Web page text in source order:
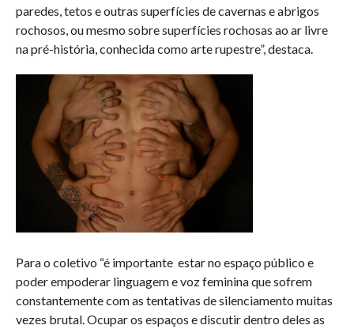
paredes, tetos e outras superfícies de cavernas e abrigos
rochosos, ou mesmo sobre superfícies rochosas ao ar livre
na pré-história, conhecida como arte rupestre”, destaca.
Para o coletivo “é importante estar no espaço público e
poder empoderar linguagem e voz feminina que sofrem
constantemente com as tentativas de silenciamento muitas
vezes brutal. Ocupar os espaços e discutir dentro deles as